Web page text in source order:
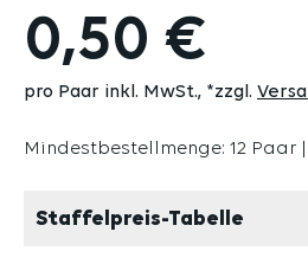
0,50 €
pro Paar inkl. MwSt. *zzgl.
Mindestbestellmenge: 12 Paar
Staffelpreis-Tabelle